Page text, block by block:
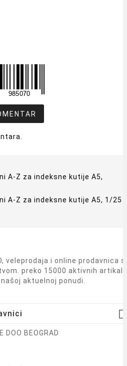
veleprodaja i online prodavnica
preko 15000 aktivnih artikala
aktuelnoj ponudi.

DOO BEOGRAD